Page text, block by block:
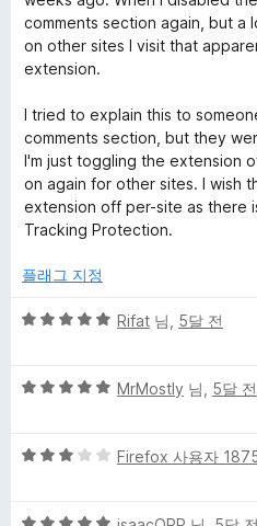
4
점
comments section again, but a
on other sites I visit that
extension.
I tried to explain this to
comments section, but they
I'm just toggling the extension
on again for other sites. I wish
extension off per-site as there
Tracking Protection.
플래그 지정
5
점
점
Rifat 님, 5달 전
5
점
MrMostly 님, 5달 전
5
Firefox 사용자